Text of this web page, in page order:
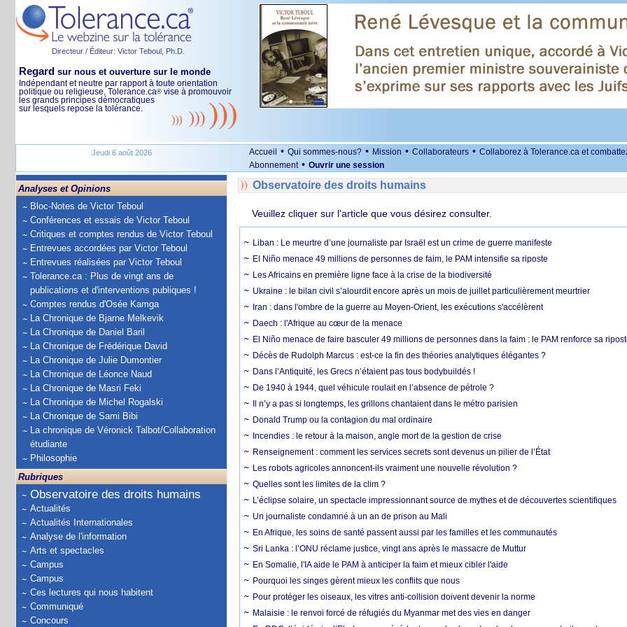
Directeur / Éditeur: Victor Teboul, Ph.D.
Regard sur nous et ouverture sur le monde
Indépendant et neutre par rapport à toute orientation
politique ou religieuse, Tolerance.ca® vise à promouvoir
les grands principes démocratiques
sur lesquels repose la tolérance.
Jeudi 6 août 2026 Accueil • Qui sommes-nous? • Mission • Collaborateurs • Collaborez à Tolerance.ca et
Abonnement • Ouvrir une session
Analyses et Opinions
Bloc-Notes de Victor Teboul
Conférences et essais de Victor Teboul
Critiques et comptes rendus de Victor Teboul
Entrevues accordées par Victor Teboul
Entrevues réalisées par Victor Teboul
Tolerance.ca : Plus de vingt ans de
publications et d'interventions publiques !
Comptes rendus d'Osée Kamga
La Chronique de Bjarne Melkevik
La Chronique de Daniel Baril
La Chronique de Frédérique David
La Chronique de Julie Dumontier
La Chronique de Léonce Naud
La Chronique de Masri Feki
La Chronique de Michel Rogalski
La Chronique de Sami Bibi
La chronique de Véronick Talbot/Collaboration
étudiante
Philosophie
Rubriques
Observatoire des droits humains
Actualités
Actualités Internationales
Analyse de l'information
Arts et spectacles
Campus
Campus
Ces lectures qui nous habitent
Communiqué
Concours
Observatoire des droits humains
Veuillez cliquer sur l'article que vous désirez consulter.
Liban : Le meurtre d’une journaliste par Israël est un crime de guerre manifeste
El Niño menace 49 millions de personnes de faim, le PAM intensifie sa riposte
Les Africains en première ligne face à la crise de la biodiversité
Ukraine : le bilan civil s’alourdit encore après un mois de juillet particulièrement meurtrier
Iran : dans l'ombre de la guerre au Moyen-Orient, les exécutions s'accélèrent
Daech : l'Afrique au cœur de la menace
El Niño menace de faire basculer 49 millions de personnes dans la faim : le PAM renforce sa
Décès de Rudolph Marcus : est-ce la fin des théories analytiques élégantes ?
Dans l’Antiquité, les Grecs n’étaient pas tous bodybuildés !
De 1940 à 1944, quel véhicule roulait en l’absence de pétrole ?
Il n’y a pas si longtemps, les grillons chantaient dans le métro parisien
Donald Trump ou la contagion du mal ordinaire
Incendies : le retour à la maison, angle mort de la gestion de crise
Renseignement : comment les services secrets sont devenus un pilier de l’État
Les robots agricoles annoncent-ils vraiment une nouvelle révolution ?
Quelles sont les limites de la clim ?
L’éclipse solaire, un spectacle impressionnant source de mythes et de découvertes scientifiques
Un journaliste condamné à un an de prison au Mali
En Afrique, les soins de santé passent aussi par les familles et les communautés
Sri Lanka : l’ONU réclame justice, vingt ans après le massacre de Muttur
En Somalie, l'IA aide le PAM à anticiper la faim et mieux cibler l'aide
Pourquoi les singes gèrent mieux les conflits que nous
Pour protéger les oiseaux, les vitres anti-collision doivent devenir la norme
Malaisie : le renvoi forcé de réfugiés du Myanmar met des vies en danger